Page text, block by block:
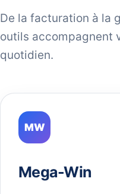
De la facturation à la
outils accompagnent
quotidien.
MW
Mega-Win